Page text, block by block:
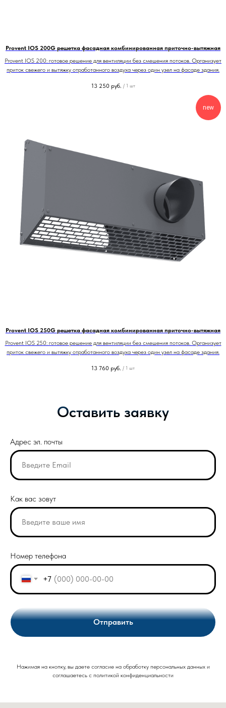
Provent IOS 200G решетка фасадная комбинированная приточно-вытяжная
Provent IOS 200: готовое решение для вентиляции без смешения потоков. Организует
приток свежего и вытяжку отработанного воздуха через один узел на фасаде здания.
13 250 руб. / 1 шт
new
Provent IOS 250G решетка фасадная комбинированная приточно-вытяжная
Provent IOS 250: готовое решение для вентиляции без смешения потоков. Организует
приток свежего и вытяжку отработанного воздуха через один узел на фасаде здания.
13 760 руб. / 1 шт
Оставить заявку
Адрес эл. почты
Как вас зовут
Номер телефона
+7
Отправить
Нажимая на кнопку, вы даете согласие на обработку персональных данных и
соглашаетесь c политикой конфиденциальности